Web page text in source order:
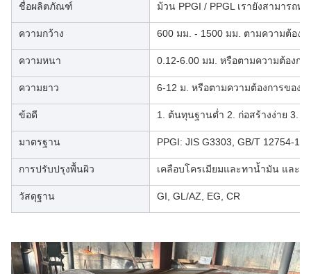
ชื่อผลิตภัณฑ์ ม้วน PPGI / PPGL เรายังสามารถท
ความกว้าง 600 มม. - 1500 มม. ตามความต้องก
ความหนา 0.12-6.00 มม. หรือตามความต้องกา
ความยาว 6-12 ม. หรือตามความต้องการของลู
ข้อดี 1. ต้นทุนฐานต่ำ 2. ก่อสร้างง่าย 3. ป
มาตรฐาน PPGI: JIS G3303, GB/T 12754-
การปรับปรุงพื้นผิว เคลือบโครเมียมและทาน้ำมัน และป้
วัสดุฐาน GI, GL/AZ, EG, CR